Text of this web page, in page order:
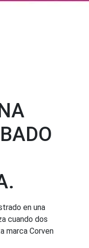
en una
cuando dos
marca Corven